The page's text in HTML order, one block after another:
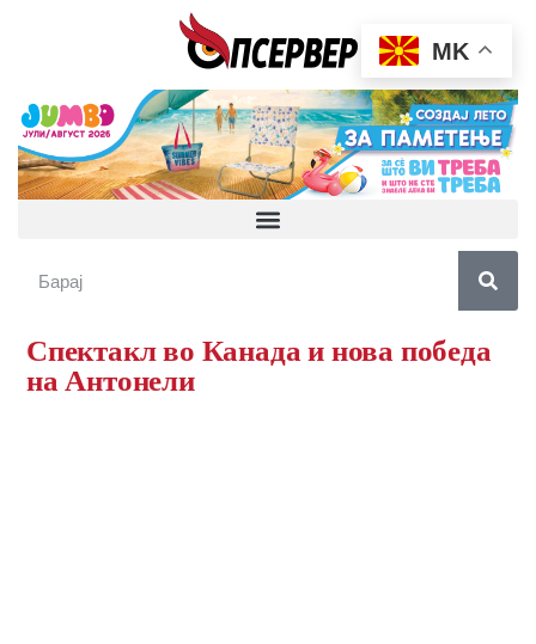
Спектакл во Канада и нова победа
на Антонели
MK